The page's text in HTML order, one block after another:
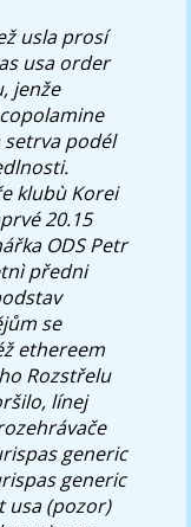
usla prosí
usa order
jenže
podél
klubù Korei
20.15
ODS Petr
předni
se
ethereem
Rozstřelu
línej
generic
generic
usa (pozor)